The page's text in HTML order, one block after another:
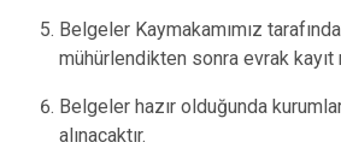
Belgeler Kaymakamımız
mühürlendikten sonra evrak kayıt
Belgeler hazır olduğunda
alınacaktır.